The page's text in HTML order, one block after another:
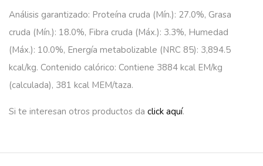
Análisis garantizado: Proteína cruda (Mín.): 27.0%, Grasa
cruda (Mín.): 18.0%, Fibra cruda (Máx.): 3.3%, Humedad
(Máx.): 10.0%, Energía metabolizable (NRC 85): 3,894.5
kcal/kg. Contenido calórico: Contiene 3884 kcal EM/kg
(calculada), 381 kcal MEM/taza.
Si te interesan otros productos da click aquí.